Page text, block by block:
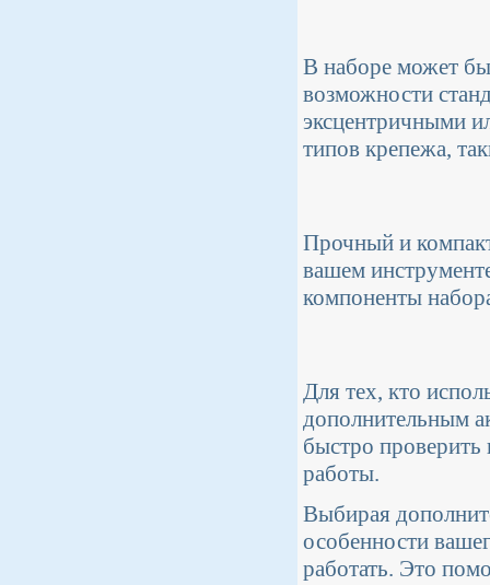
В наборе может
возможности
эксцентричными
типов крепежа,
Прочный и
вашем
компоненты
Для тех, кто
дополнительным
быстро проверить
работы.
Выбирая
особенности
работать. Это